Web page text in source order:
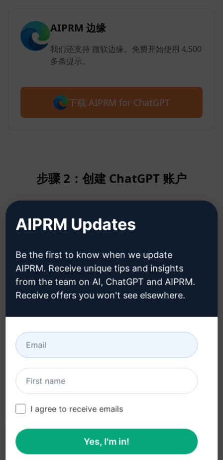
AIPRM 边缘
我们还支持 微软边缘。免费开始使用 4,500
多条提示。
下载 AIPRM for ChatGPT
步骤 2：创建 ChatGPT 账户
单击此处了解如何创建 ChatGPT 帐
户
步骤 3：在您的 ChatGPT 中使用提示
以下链接可能对您有所帮助
AIPRM Updates
Be the first to know when we update
AIPRM. Receive unique tips and insights
from the team on AI, ChatGPT and AIPRM.
Receive offers you won't see elsewhere.
I agree to receive emails
Yes, I'm in!